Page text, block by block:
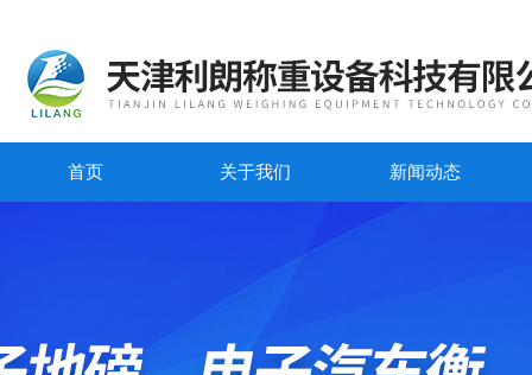
首页 关于我们 新闻动态